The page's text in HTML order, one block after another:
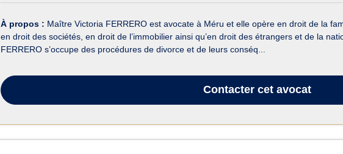
À propos : Maître Victoria FERRERO est avocate à Méru et elle opère en droit de la
en droit des sociétés, en droit de l’immobilier ainsi qu’en droit des étrangers et de la
FERRERO s’occupe des procédures de divorce et de leurs conséq...
Contacter cet avocat